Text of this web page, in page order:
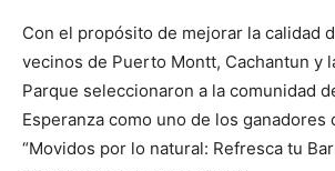
Con el propósito de mejorar la calidad
vecinos de Puerto Montt, Cachantun y
Parque seleccionaron a la comunidad
Esperanza como uno de los ganadores
“Movidos por lo natural: Refresca tu